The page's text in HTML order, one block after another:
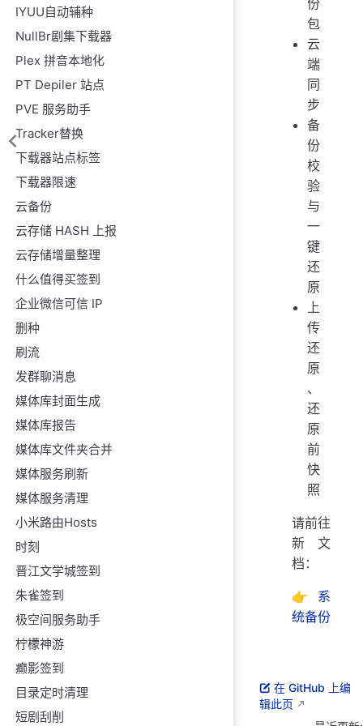
IYUU自动辅种
NullBr剧集下载器
Plex 拼音本地化
PT Depiler 站点
PVE 服务助手
Tracker替换
下载器站点标签
下载器限速
云备份
云存储 HASH 上报
云存储增量整理
什么值得买签到
企业微信可信 IP
删种
刷流
发群聊消息
媒体库封面生成
媒体库报告
媒体库文件夹合并
媒体服务刷新
媒体服务清理
小米路由Hosts
时刻
晋江文学城签到
朱雀签到
极空间服务助手
柠檬神游
癫影签到
目录定时清理
短剧刮削
份
包
云
端
同
步
备
份
校
验
与
一
键
还
原
上
传
还
原
、
还
原
前
快
照
请前往
新文
档：
👉 系
统备份
在 GitHub 上编
辑此页